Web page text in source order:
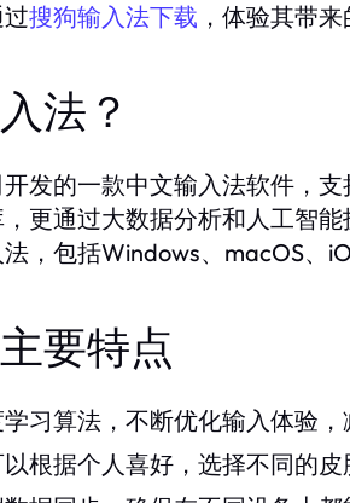
搜狗输入法下载 ，体验其带
法？
发的一款中文输入法软件，
更通过大数据分析和人工智
，包括Windows、macOS、
要特点
习算法，不断优化输入体验
以根据个人喜好，选择不同的